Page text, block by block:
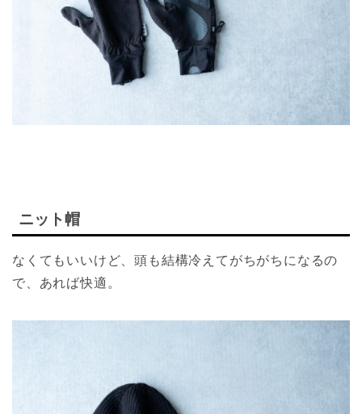
ニット帽
なくてもいいけど、頭も結構冷えてがちがちになるの
で、あれば快適。